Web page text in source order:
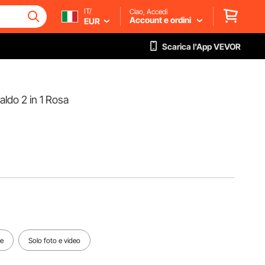
IT/
EUR
Ciao, Accedi
Account e ordini
Scarica l'App VEVOR
2 in 1 Rosa
Solo foto e video